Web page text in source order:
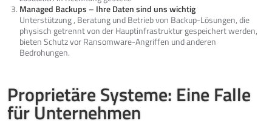
Managed Backups – Ihre Daten sind uns wichtig
Unterstützung , Beratung und Betrieb von Backup-Lösungen, die
physisch getrennt von der Hauptinfrastruktur gespeichert werden,
bieten Schutz vor Ransomware-Angriffen und anderen
Bedrohungen.
Proprietäre Systeme: Eine Falle
für Unternehmen